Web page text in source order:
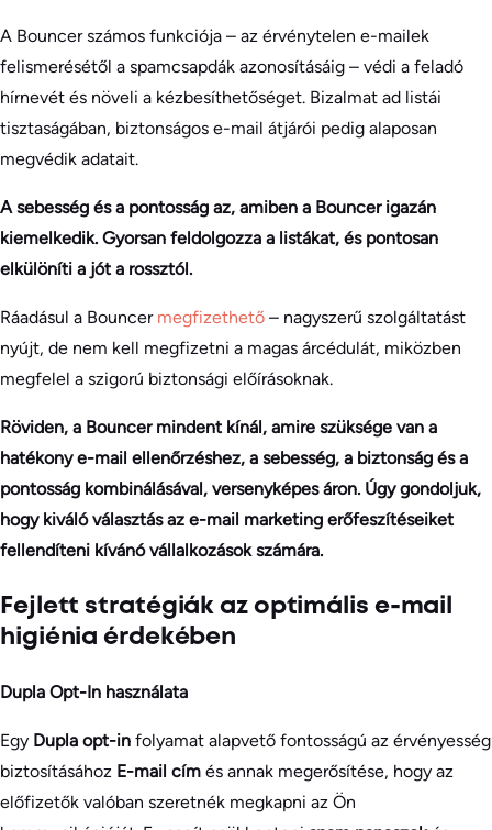
A Bouncer számos funkciója – az érvénytelen e-mailek
felismerésétől a spamcsapdák azonosításáig – védi a feladó
hírnevét és növeli a kézbesíthetőséget. Bizalmat ad listái
tisztaságában, biztonságos e-mail átjárói pedig alaposan
megvédik adatait.
A sebesség és a pontosság az, amiben a Bouncer igazán
kiemelkedik. Gyorsan feldolgozza a listákat, és pontosan
elkülöníti a jót a rossztól.
Ráadásul a Bouncer megfizethető – nagyszerű szolgáltatást
nyújt, de nem kell megfizetni a magas árcédulát, miközben
megfelel a szigorú biztonsági előírásoknak.
Röviden, a Bouncer mindent kínál, amire szüksége van a
hatékony e-mail ellenőrzéshez, a sebesség, a biztonság és a
pontosság kombinálásával, versenyképes áron. Úgy gondoljuk,
hogy kiváló választás az e-mail marketing erőfeszítéseiket
fellendíteni kívánó vállalkozások számára.
Fejlett stratégiák az optimális e-mail
higiénia érdekében
Dupla Opt-In használata
Egy Dupla opt-in folyamat alapvető fontosságú az érvényesség
biztosításához E-mail cím és annak megerősítése, hogy az
előfizetők valóban szeretnék megkapni az Ön